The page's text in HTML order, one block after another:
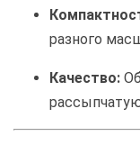
разного
Качество: